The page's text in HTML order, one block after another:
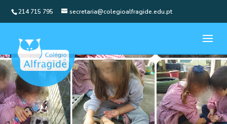
214 715 795 secretaria@colegioalfragide.edu.pt